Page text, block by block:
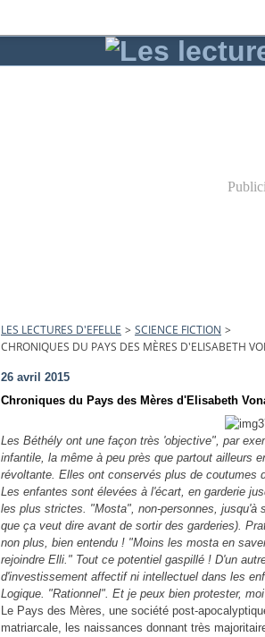
LES LECTURES D'EFELLE > SCIENCE FICTION >
CHRONIQUES DU PAYS DES MÈRES D'ELISABETH
26 avril 2015
Chroniques du Pays des Mères d'Elisabeth
Les Béthély ont une façon très 'objective", par
infantile, la même à peu près que partout ailleurs
révoltante. Elles ont conservés plus de coutumes
Les enfantes sont élevées à l'écart, en garderie
les plus strictes. "Mosta", non-personnes, jusqu'à
que ça veut dire avant de sortir des garderies).
non plus, bien entendu ! "Moins les mosta en
rejoindre Elli." Tout ce potentiel gaspillé ! D'un
d'investissement affectif ni intellectuel dans les
Logique. "Rationnel". Et je peux bien protester,
Le Pays des Mères, une société post-
matriarcale, les naissances donnant très